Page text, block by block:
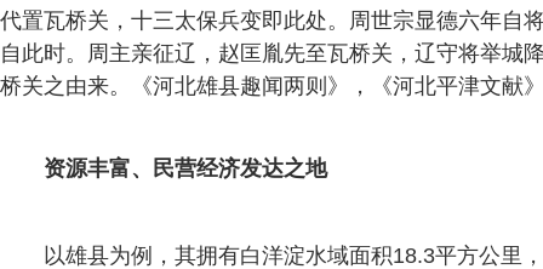
代置瓦桥关，十三太保兵变即此处。周世宗显德六年自
自此时。周主亲征辽，赵匡胤先至瓦桥关，辽守将举城
桥关之由来。《河北雄县趣闻两则》，《河北平津文献
资源丰富、民营经济发达之地
以雄县为例，其拥有白洋淀水域面积18.3平方公里